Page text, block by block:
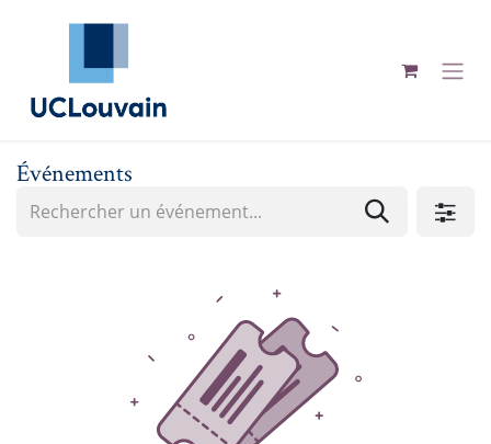
Se rendre au contenu
Événements